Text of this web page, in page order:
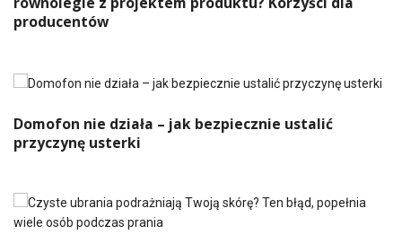
producentów
Domofon nie działa – jak bezpiecznie ustalić
przyczynę usterki